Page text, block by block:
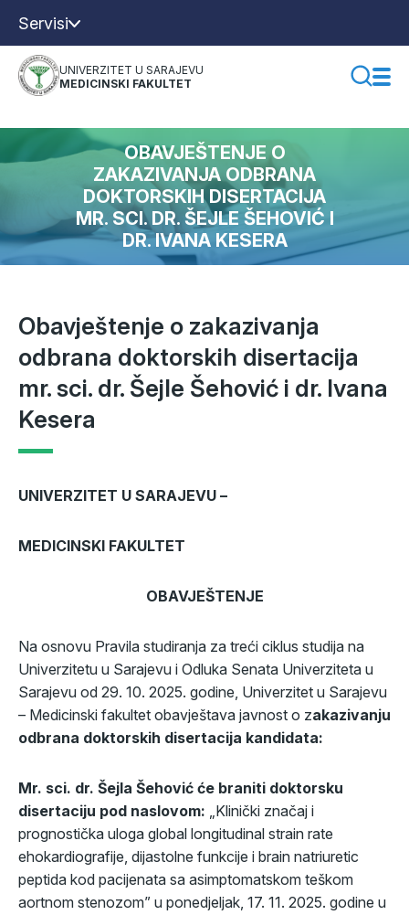
Servisi
UNIVERZITET U SARAJEVU
MEDICINSKI FAKULTET
OBAVJEŠTENJE O
ZAKAZIVANJA ODBRANA
DOKTORSKIH DISERTACIJA
MR. SCI. DR. ŠEJLE ŠEHOVIĆ I
DR. IVANA KESERA
Obavještenje o zakazivanja
odbrana doktorskih disertacija
mr. sci. dr. Šejle Šehović i dr. Ivana
Kesera
UNIVERZITET U SARAJEVU –
MEDICINSKI FAKULTET
OBAVJEŠTENJE
Na osnovu Pravila studiranja za treći ciklus studija na
Univerzitetu u Sarajevu i Odluka Senata Univerziteta u
Sarajevu od 29. 10. 2025. godine, Univerzitet u Sarajevu
– Medicinski fakultet obavještava javnost o zakazivanju
odbrana doktorskih disertacija kandidata:
Mr. sci. dr. Šejla Šehović će braniti doktorsku
disertaciju pod naslovom: „Klinički značaj i
prognostička uloga global longitudinal strain rate
ehokardiografije, dijastolne funkcije i brain natriuretic
peptida kod pacijenata sa asimptomatskom teškom
aortnom stenozom” u ponedjeljak, 17. 11. 2025. godine u